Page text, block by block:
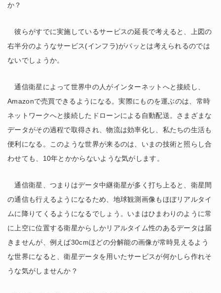
か？
彼らがすでに実施しているサービスの延長で考えると、上図の
右半分のようなサービス(インフラ)がパッとは考えられるのでは
ないでしょうか。
通信衛星によって世界中の人がインターネットへと接続し、
Amazonで売買できるようになる。実際にものを運ぶのは、常時
ネットワークへと接続したドローンによる自動配送。さまざまな
データがその過程で取得され、物流は効率化し、私たちの生活も
便利になる。このような世界が来るのは、いまの技術と照らし合
わせても、10年とかからないような気がします。
通信衛星、つまりはデータ中継衛星が多く打ち上ると、衛星間
の通信も行えるようになるため、地球観測画像もほぼリアルタイ
ムに降りてくるようになるでしょう。いまはひまわりのように常
に上空に位置する衛星からしかリアルタイム性のあるデータは届
きませんが、例えば30cmほどの分解能の画像が常時見えるよう
な世界になると、衛星データを用いたサービスが何かしら作れそ
うな気がしませんか？